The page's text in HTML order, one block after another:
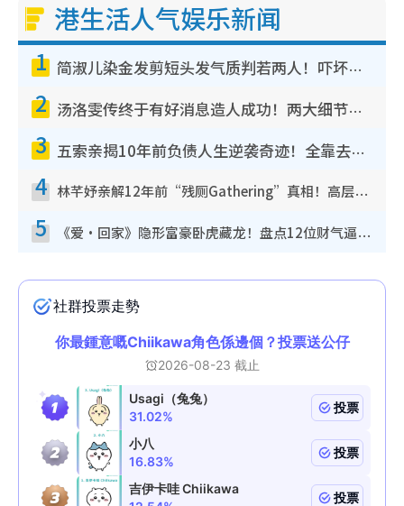
港生活人气娱乐新闻
1 简淑儿染金发剪短头发气质判若两人！吓坏老公麦大力都认不出：“你做什么？”
2 汤洛雯传终于有好消息造人成功！两大细节曝孕味极浓引猜测：大肚婆先会咁！
3 五索亲揭10年前负债人生逆袭奇迹！全靠去一地方转运后即遇上马先生
4 林芊妤亲解12年前“残厕Gathering”真相！高层解约一句话重创尊严，至今拒返TVB
5 《爱·回家》隐形富豪卧虎藏龙！盘点12位财气逼人的有钱艺人：这位美女3亿身家不愁做